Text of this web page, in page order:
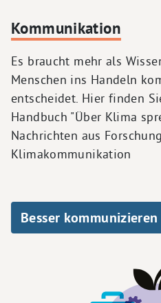
Kommunikation
Es braucht mehr als
Menschen ins Handeln
entscheidet. Hier finden
Handbuch "Über Klima
Nachrichten aus
Klimakommunikation
Besser kommunizieren